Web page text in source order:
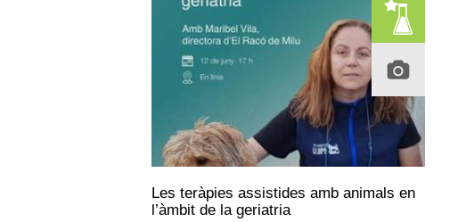
Les teràpies assistides amb animals en
l’àmbit de la geriatria